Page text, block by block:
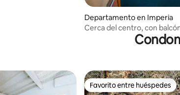
Departamento en Imperia
Cerca del centro, con
aire acondicionado
Favorito entre huéspedes
Favorito entre huéspedes